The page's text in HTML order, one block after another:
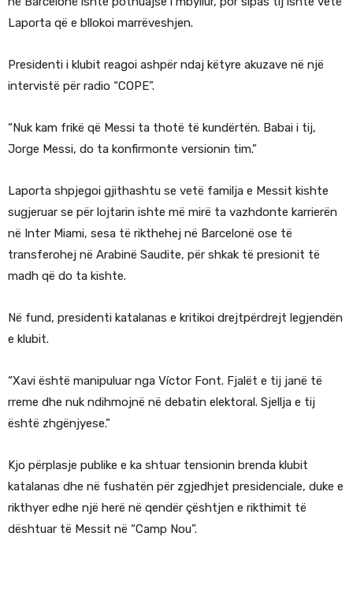
Laporta që e bllokoi marrëveshjen.
Presidenti i klubit reagoi ashpër ndaj këtyre akuzave në një
intervistë për radio “COPE”.
“Nuk kam frikë që Messi ta thotë të kundërtën. Babai i tij,
Jorge Messi, do ta konfirmonte versionin tim.”
Laporta shpjegoi gjithashtu se vetë familja e Messit kishte
sugjeruar se për lojtarin ishte më mirë ta vazhdonte karrierën
në Inter Miami, sesa të rikthehej në Barcelonë ose të
transferohej në Arabinë Saudite, për shkak të presionit të
madh që do ta kishte.
Në fund, presidenti katalanas e kritikoi drejtpërdrejt legjendën
e klubit.
“Xavi është manipuluar nga Víctor Font. Fjalët e tij janë të
rreme dhe nuk ndihmojnë në debatin elektoral. Sjellja e tij
është zhgënjyese.”
Kjo përplasje publike e ka shtuar tensionin brenda klubit
katalanas dhe në fushatën për zgjedhjet presidenciale, duke e
rikthyer edhe një herë në qendër çështjen e rikthimit të
dështuar të Messit në “Camp Nou”.